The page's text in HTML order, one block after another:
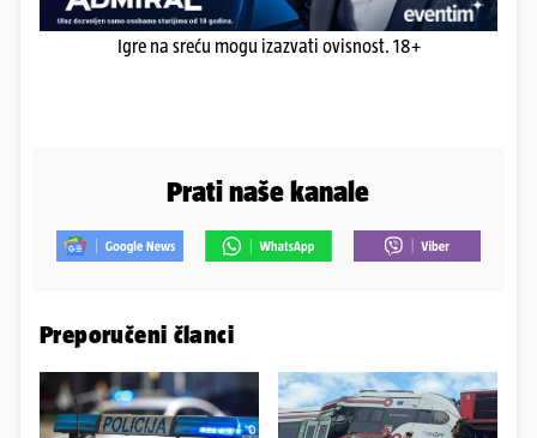
Igre na sreću mogu izazvati ovisnost. 18+
Prati naše kanale
Preporučeni članci